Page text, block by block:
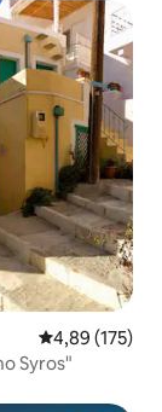
4,89 de uma
4,89 (175)
Syros"